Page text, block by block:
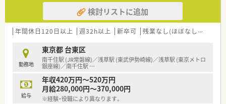
検討リストに追加
年間休日120日以上 週32h以上 新卒可 残業なし(ほぼなし含む)
勤務地
東京都 台東区
南千住駅 (JR常磐線)／浅草駅 (東武伊勢崎線)／浅草駅 (東京メトロ
銀座線)／南千住駅 …
給与
年収420万円～520万円
月給280,000円～370,000円
※経験・役職により異なります。